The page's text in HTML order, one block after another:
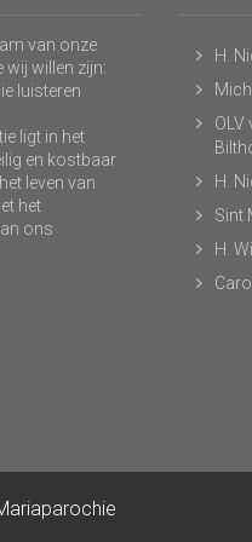
van onze
wij willen zijn:
luisteren
ligt in het
en kostbaar
leven van
het
ons
H.
OLV
H.
Sint
H.